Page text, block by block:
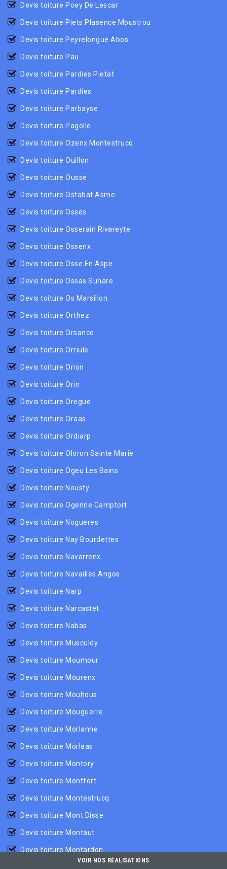
Devis toiture Poey De Lescar
Devis toiture Piets Plasence Moustrou
Devis toiture Peyrelongue Abos
Devis toiture Pau
Devis toiture Pardies Pietat
Devis toiture Pardies
Devis toiture Parbayse
Devis toiture Pagolle
Devis toiture Ozenx Montestrucq
Devis toiture Ouillon
Devis toiture Ousse
Devis toiture Ostabat Asme
Devis toiture Osses
Devis toiture Osserain Rivareyte
Devis toiture Ossenx
Devis toiture Osse En Aspe
Devis toiture Ossas Suhare
Devis toiture Os Marsillon
Devis toiture Orthez
Devis toiture Orsanco
Devis toiture Orriule
Devis toiture Orion
Devis toiture Orin
Devis toiture Oregue
Devis toiture Oraas
Devis toiture Ordiarp
Devis toiture Oloron Sainte Marie
Devis toiture Ogeu Les Bains
Devis toiture Nousty
Devis toiture Ogenne Camptort
Devis toiture Nogueres
Devis toiture Nay Bourdettes
Devis toiture Navarrenx
Devis toiture Navailles Angos
Devis toiture Narp
Devis toiture Narcastet
Devis toiture Nabas
Devis toiture Musculdy
Devis toiture Moumour
Devis toiture Mourenx
Devis toiture Mouhous
Devis toiture Mouguerre
Devis toiture Morlanne
Devis toiture Morlaas
Devis toiture Montory
Devis toiture Montfort
Devis toiture Montestrucq
Devis toiture Mont Disse
Devis toiture Montaut
Devis toiture Montardon
VOIR NOS RÉALISATIONS